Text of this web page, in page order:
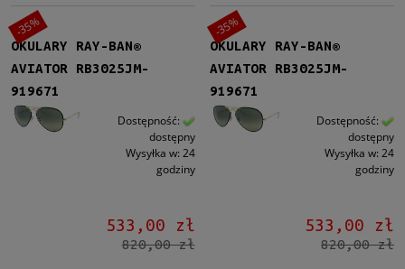
OKULARY RAY-BAN®
AVIATOR RB3025JM-
919671
Dostępność:
dostępny
Wysyłka w: 24
godziny
533,00 zł
820,00 zł
-35%
OKULARY RAY-BAN®
AVIATOR RB3025JM-
919671
Dostępność:
dostępny
Wysyłka w: 24
godziny
533,00 zł
820,00 zł
-35%